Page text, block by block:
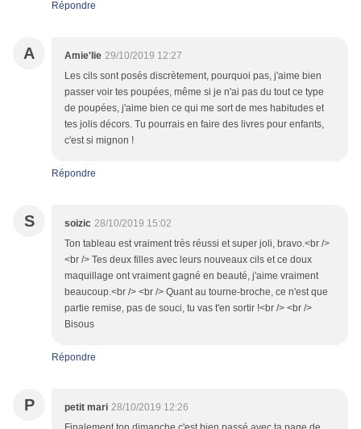
Répondre
A Amie'lie 29/10/2019 12:27
Les cils sont posés discrètement, pourquoi pas, j'aime bien
passer voir tes poupées, même si je n'ai pas du tout ce type
de poupées, j'aime bien ce qui me sort de mes habitudes et
tes jolis décors. Tu pourrais en faire des livres pour enfants,
c'est si mignon !
Répondre
S soizic 28/10/2019 15:02
Ton tableau est vraiment très réussi et super joli, bravo.<br />
<br /> Tes deux filles avec leurs nouveaux cils et ce doux
maquillage ont vraiment gagné en beauté, j'aime vraiment
beaucoup.<br /> <br /> Quant au tourne-broche, ce n'est que
partie remise, pas de souci, tu vas t'en sortir !<br /> <br />
Bisous
Répondre
P petit mari 28/10/2019 12:26